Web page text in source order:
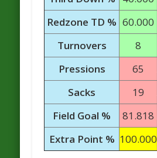
Redzone TD % 60.000
Turnovers
8
Pressions
65
Sacks
19
Field Goal %
81.818
Extra Point % 100.000